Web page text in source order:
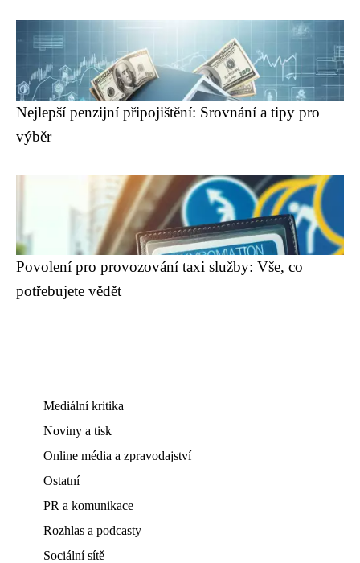
Nejlepší penzijní připojištění: Srovnání a tipy pro
výběr
Povolení pro provozování taxi služby: Vše, co
potřebujete vědět
Mediální kritika
Noviny a tisk
Online média a zpravodajství
Ostatní
PR a komunikace
Rozhlas a podcasty
Sociální sítě